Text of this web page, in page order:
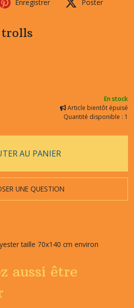
Enregistrer Poster
trolls
En stock
Article bientôt épuisé
Quantité disponible : 1
AU PANIER
UNE QUESTION
taille 70x140 cm environ
aussi être